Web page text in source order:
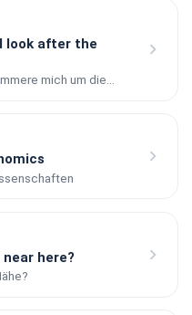
look after the
mich um die
chevron_right
chevron_right
here? chevron_right